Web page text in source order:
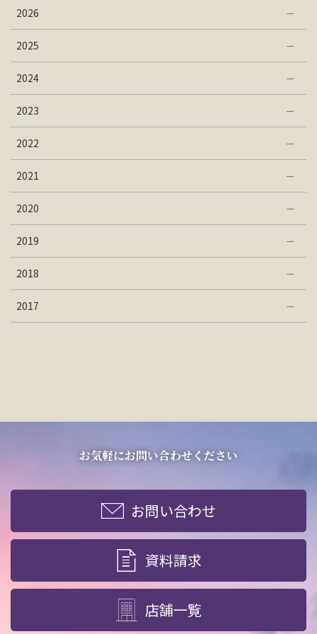
2026
2025
2024
2023
2022
2021
2020
2019
2018
2017
お気軽にお問い合わせください
お問い合わせ
資料請求
店舗一覧